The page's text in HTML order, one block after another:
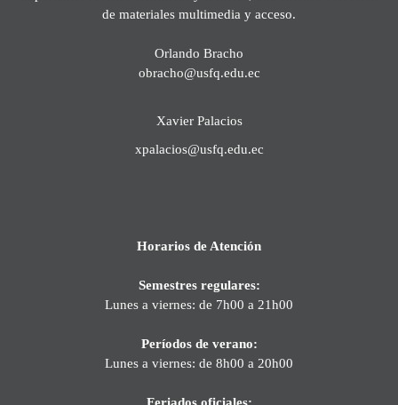
de materiales multimedia y acceso.
Orlando Bracho
obracho@usfq.edu.ec
Xavier Palacios
xpalacios@usfq.edu.ec
Horarios de Atención
Semestres regulares:
Lunes a viernes: de 7h00 a 21h00
Períodos de verano:
Lunes a viernes: de 8h00 a 20h00
Feriados oficiales: